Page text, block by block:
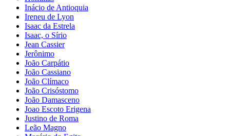
Inácio de Antioquia
Ireneu de Lyon
Isaac da Estrela
Isaac, o Sírio
Jean Cassier
Jerônimo
João Carpátio
João Cassiano
João Clímaco
João Crisóstomo
João Damasceno
Joao Escoto Erigena
Justino de Roma
Leão Magno